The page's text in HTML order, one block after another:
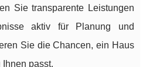
Sie transparente Leistungen
aktiv für Planung und
Sie die Chancen, ein Haus
passt.